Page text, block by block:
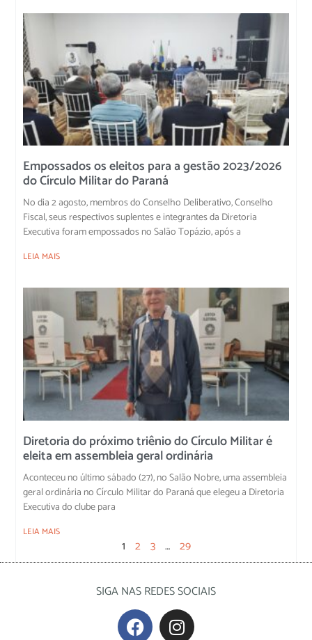
Empossados os eleitos para a gestão 2023/2026
do Círculo Militar do Paraná
No dia 2 agosto, membros do Conselho Deliberativo, Conselho
Fiscal, seus respectivos suplentes e integrantes da Diretoria
Executiva foram empossados no Salão Topázio, após a
LEIA MAIS
Diretoria do próximo triênio do Círculo Militar é
eleita em assembleia geral ordinária
Aconteceu no último sábado (27), no Salão Nobre, uma assembleia
geral ordinária no Círculo Militar do Paraná que elegeu a Diretoria
Executiva do clube para
LEIA MAIS
1 2 3 … 29
SIGA NAS REDES SOCIAIS